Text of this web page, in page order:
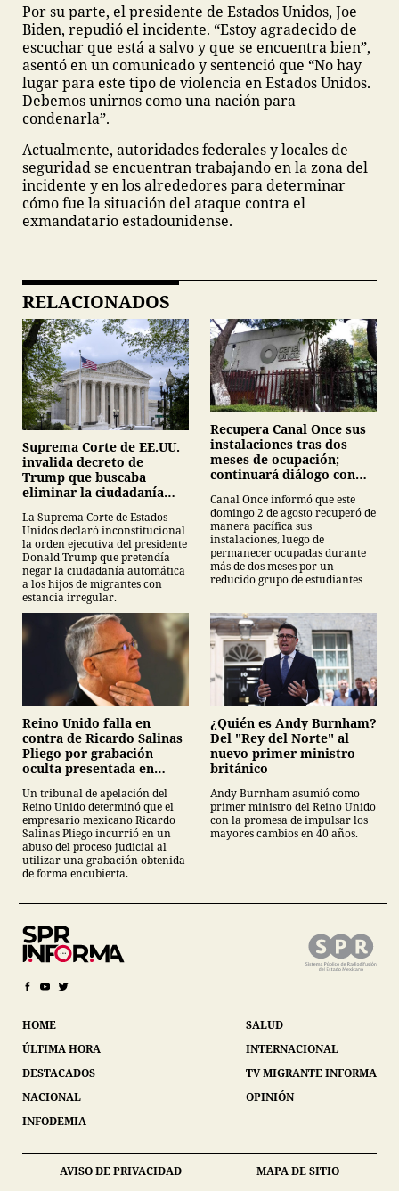
Por su parte, el presidente de Estados Unidos, Joe
Biden, repudió el incidente. “Estoy agradecido de
escuchar que está a salvo y que se encuentra bien”,
asentó en un comunicado y sentenció que “No hay
lugar para este tipo de violencia en Estados Unidos.
Debemos unirnos como una nación para
condenarla”.
Actualmente, autoridades federales y locales de
seguridad se encuentran trabajando en la zona del
incidente y en los alrededores para determinar
cómo fue la situación del ataque contra el
exmandatario estadounidense.
RELACIONADOS
Suprema Corte de EE.UU.
invalida decreto de
Trump que buscaba
eliminar la ciudadanía
La Suprema Corte de Estados
Unidos declaró inconstitucional
la orden ejecutiva del presidente
Donald Trump que pretendía
negar la ciudadanía automática
a los hijos de migrantes con
estancia irregular.
Recupera Canal Once sus
instalaciones tras dos
meses de ocupación;
continuará diálogo con
Canal Once informó que este
domingo 2 de agosto recuperó de
manera pacífica sus
instalaciones, luego de
permanecer ocupadas durante
más de dos meses por un
reducido grupo de estudiantes
Reino Unido falla en
contra de Ricardo Salinas
Pliego por grabación
oculta presentada en
Un tribunal de apelación del
Reino Unido determinó que el
empresario mexicano Ricardo
Salinas Pliego incurrió en un
abuso del proceso judicial al
utilizar una grabación obtenida
de forma encubierta.
¿Quién es Andy Burnham?
Del "Rey del Norte" al
nuevo primer ministro
británico
Andy Burnham asumió como
primer ministro del Reino Unido
con la promesa de impulsar los
mayores cambios en 40 años.
HOME
ÚLTIMA HORA
DESTACADOS
NACIONAL
INFODEMIA
SALUD
INTERNACIONAL
TV MIGRANTE INFORMA
OPINIÓN
AVISO DE PRIVACIDAD MAPA DE SITIO